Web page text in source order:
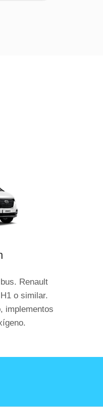
Renault
o similar.
implementos